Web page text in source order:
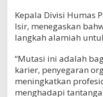
Kepala Divisi Humas
Isir, menegaskan
langkah alamiah
“Mutasi ini adalah
karier, penyegaran
meningkatkan
menghadapi